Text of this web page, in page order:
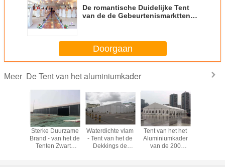
De romantische Duidelijke Tent
van de de Gebeurtenismarkttent
Doorgaan
Meer De Tent van het aluminiumkader
Sterke Duurzame
Brand - van het de
Tenten Zwarte
Waterdichte vlam
- Tent van het de
Dekkings de
Tent van het het
Aluminiumkader
van de 200